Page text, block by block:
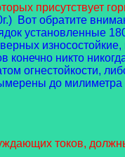
Вот обратите
установленные
износостойкие,
конечно никто
огнестойкости,
до
токов,